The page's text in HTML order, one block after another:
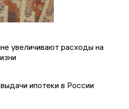
увеличивают расходы на
ипотеки в России